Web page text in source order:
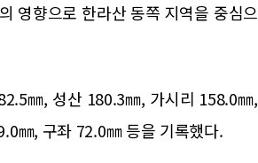
영향으로 한라산 동쪽 지역을 중심으
㎜, 성산 180.3㎜, 가시리 158.0㎜,
㎜, 구좌 72.0㎜ 등을 기록했다.